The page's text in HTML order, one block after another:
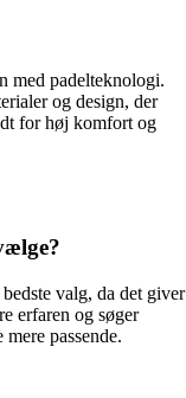
med padelteknologi.
og design, der
for høj komfort og
valg, da det giver
erfaren og søger
passende.